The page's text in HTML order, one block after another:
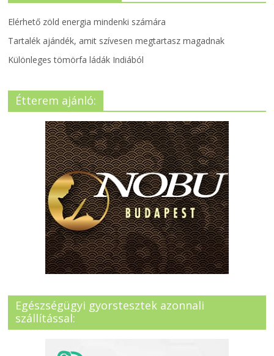
Elérhető zöld energia mindenki számára
Tartalék ajándék, amit szívesen megtartasz magadnak
Különleges tömörfa ládák Indiából
Étterem ajánló:
Egészségügyi gyorstesztek azonnali
szállítással: